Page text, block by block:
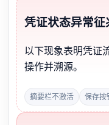
凭证状态异常征
以下现象表明凭证
操作并溯源。
摘要栏不激活 保存按